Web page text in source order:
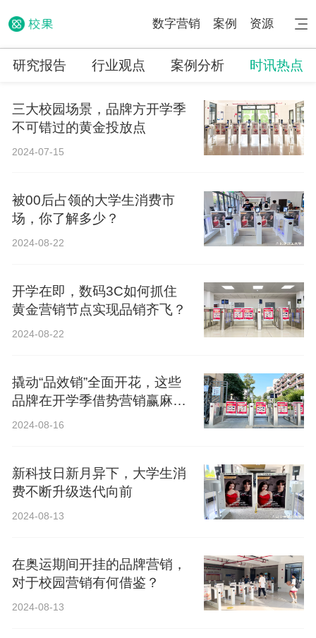
数字营销 案例 资源
研究报告 行业观点 案例分析 时讯热点
三大校园场景，品牌方开学季
不可错过的黄金投放点
2024-07-15
被00后占领的大学生消费市
场，你了解多少？
2024-08-22
开学在即，数码3C如何抓住
黄金营销节点实现品销齐飞？
2024-08-22
撬动“品效销”全面开花，这些
品牌在开学季借势营销赢麻
了！
2024-08-16
新科技日新月异下，大学生消
费不断升级迭代向前
2024-08-13
在奥运期间开挂的品牌营销，
对于校园营销有何借鉴？
2024-08-13